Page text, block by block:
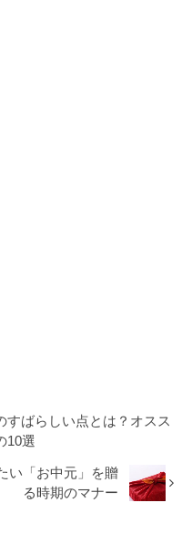
すばらしい点とは？オスス
10選
い「お中元」を贈
る時期のマナー